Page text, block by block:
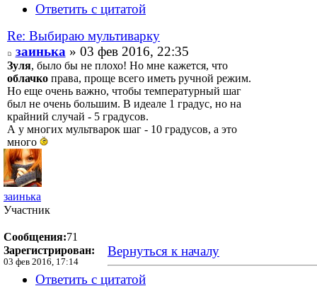
Ответить с цитатой
Re: Выбираю мультиварку
заинька » 03 фев 2016, 22:35
Зуля, было бы не плохо! Но мне кажется, что
облачко права, проще всего иметь ручной режим.
Но еще очень важно, чтобы температурный шаг
был не очень большим. В идеале 1 градус, но на
крайний случай - 5 градусов.
А у многих мультварок шаг - 10 градусов, а это
много
заинька
Участник
Сообщения:71
Зарегистрирован:
03 фев 2016, 17:14
Вернуться к началу
Ответить с цитатой